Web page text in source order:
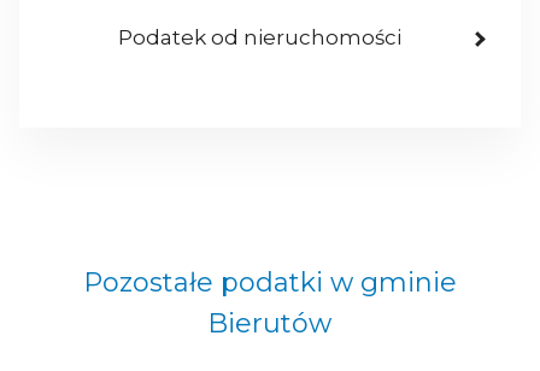
Podatek od nieruchomości
Pozostałe podatki w gminie
Bierutów